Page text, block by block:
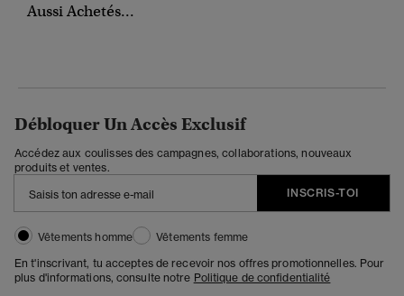
Aussi Achetés...
Débloquer Un Accès Exclusif
Accédez aux coulisses des campagnes, collaborations, nouveaux
produits et ventes.
INSCRIS-TOI
Vêtements homme
Vêtements femme
En t'inscrivant, tu acceptes de recevoir nos offres promotionnelles. Pour
plus d'informations, consulte notre Politique de confidentialité